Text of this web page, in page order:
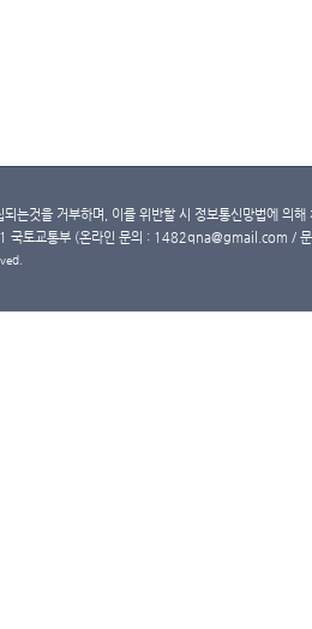
는것을 거부하며, 이를 위반할 시 정보통신망법에 의
국토교통부 (온라인 문의 : 1482qna@gmail.com /